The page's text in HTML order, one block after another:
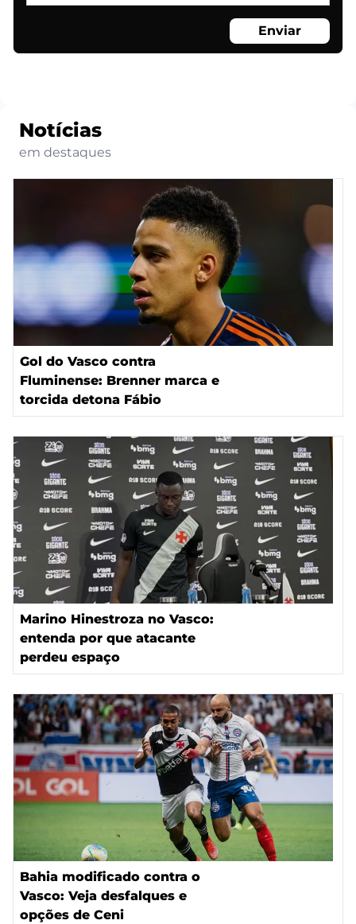
Enviar
Notícias
em destaques
Gol do Vasco contra
Fluminense: Brenner marca e
torcida detona Fábio
Marino Hinestroza no Vasco:
entenda por que atacante
perdeu espaço
Bahia modificado contra o
Vasco: Veja desfalques e
opções de Ceni